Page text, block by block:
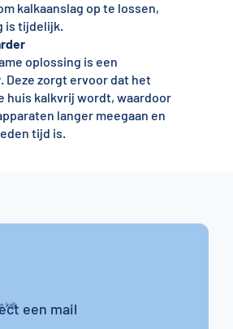
kalkaanslag op te lossen,
is tijdelijk.
oplossing is een
. Deze zorgt ervoor dat het
huis kalkvrij wordt, waardoor
langer meegaan en
tijd is.
kalk een mail